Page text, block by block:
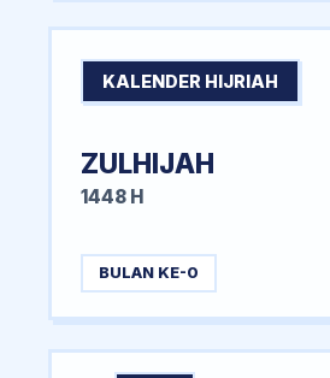
KALENDER HIJRIAH
ZULHIJAH
1448 H
BULAN KE-0